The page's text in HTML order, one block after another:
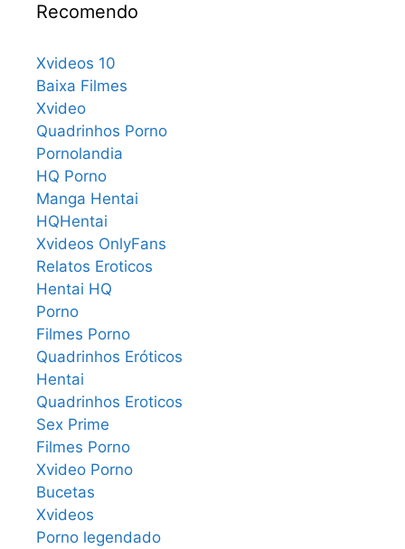
Recomendo
Xvideos 10
Baixa Filmes
Xvideo
Quadrinhos Porno
Pornolandia
HQ Porno
Manga Hentai
HQHentai
Xvideos OnlyFans
Relatos Eroticos
Hentai HQ
Porno
Filmes Porno
Quadrinhos Eróticos
Hentai
Quadrinhos Eroticos
Sex Prime
Filmes Porno
Xvideo Porno
Bucetas
Xvideos
Porno legendado